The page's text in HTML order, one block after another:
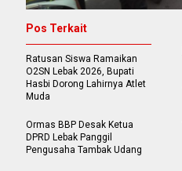
Pos Terkait
Ratusan Siswa Ramaikan
O2SN Lebak 2026, Bupati
Hasbi Dorong Lahirnya Atlet
Muda
Ormas BBP Desak Ketua
DPRD Lebak Panggil
Pengusaha Tambak Udang